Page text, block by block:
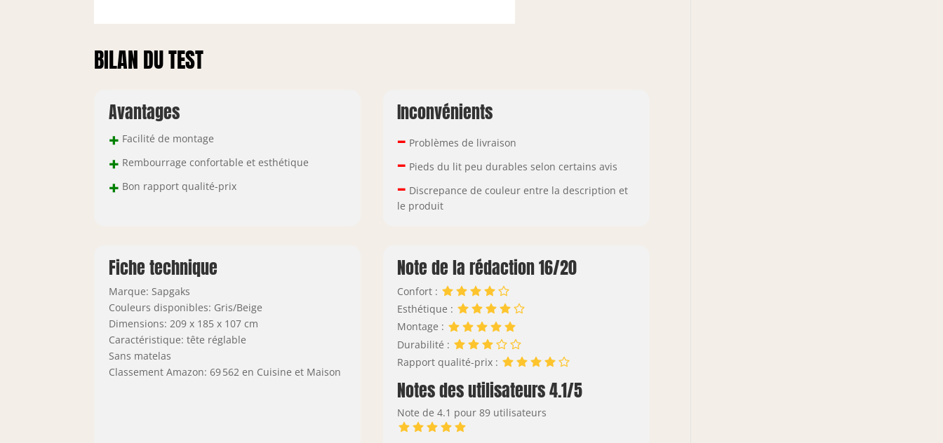
BILAN DU TEST
Avantages
+ Facilité de montage
+ Rembourrage confortable et esthétique
+ Bon rapport qualité-prix
Inconvénients
– Problèmes de livraison
– Pieds du lit peu durables selon certains avis
– Discrepance de couleur entre la description et
le produit
Fiche technique
Marque: Sapgaks
Couleurs disponibles: Gris/Beige
Dimensions: 209 x 185 x 107 cm
Caractéristique: tête réglable
Sans matelas
Classement Amazon: 69 562 en Cuisine et Maison
Note de la rédaction 16/20
Confort :
Esthétique :
Montage :
Durabilité :
Rapport qualité-prix :
Notes des utilisateurs 4.1/5
Note de 4.1 pour 89 utilisateurs